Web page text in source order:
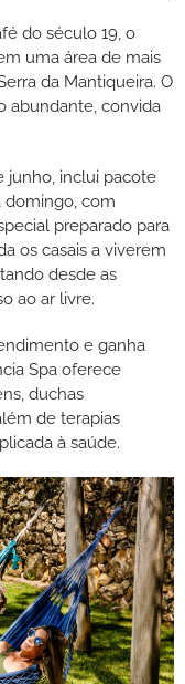
do século 19, o
uma área de mais
da Mantiqueira. O
abundante, convida
junho, inclui pacote
domingo, com
preparado para
os casais a viverem
desde as
ao ar livre.
e ganha
Spa oferece
duchas
de terapias
à saúde.